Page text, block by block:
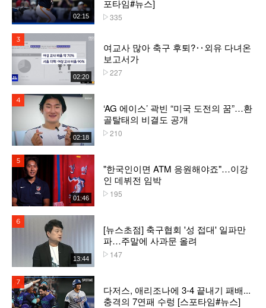
02:15
포타임#뉴스]
335
02:20
여교사 많아 축구 후퇴?‥외유 다녀온
보고서가
227
02:18
‘AG 에이스’ 곽빈 “미국 도전의 꿈”…환
골탈태의 비결도 공개
210
01:46
"한국인이면 ATM 응원해야죠"…이강
인 데뷔전 임박
195
13:44
[뉴스초점] 축구협회 '성 접대' 일파만
파…주말에 사과문 올려
147
다저스, 애리조나에 3-4 끝내기 패배...
충격의 7연패 수렁 [스포타임#뉴스]